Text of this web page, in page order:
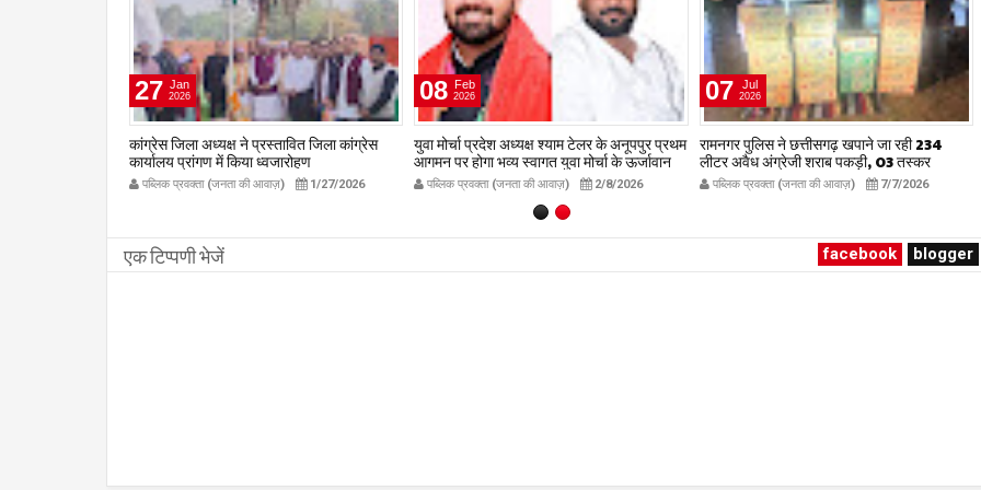
27 Jan
2026
कांग्रेस जिला अध्यक्ष ने प्रस्तावित जिला कांग्रेस
कार्यालय प्रांगण में किया ध्वजारोहण
publicpravakta.com
पब्लिक प्रवक्ता (जनता की आवाज़) 1/27/2026
08 Feb
2026
युवा मोर्चा प्रदेश अध्यक्ष श्याम टेलर के अनूपपुर प्रथम
आगमन पर होगा भव्य स्वागत युवा मोर्चा के ऊर्जावान
जिला मंत्री प्रदीप मिश्रा ने सभी युवाओं से सहभागिता
की अपील publicpravakta.com
पब्लिक प्रवक्ता (जनता की आवाज़) 2/8/2026
07 Jul
2026
रामनगर पुलिस ने छत्तीसगढ़ खपाने जा रही 234
लीटर अवैध अंग्रेजी शराब पकड़ी, 03 तस्कर
गिरफ्तार, लग्ज़री इनोवा जब्त
publicpravakta.com
पब्लिक प्रवक्ता (जनता की आवाज़) 7/7/2026
एक टिप्पणी भेजें facebook blogger